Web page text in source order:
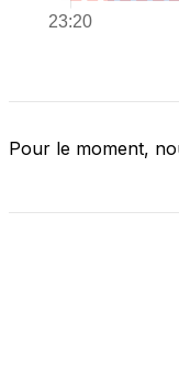
Pour le moment,